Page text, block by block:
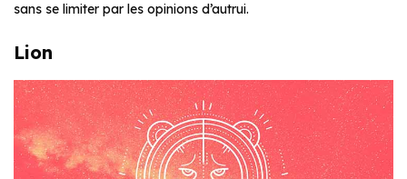
sans se limiter par les opinions d’autrui.
Lion